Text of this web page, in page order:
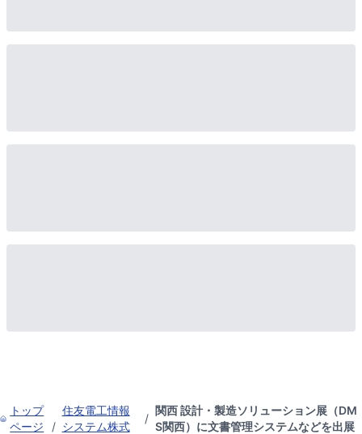
トップ
ページ
/
住友電工情報
システム株式
/
関西 設計・製造ソリューション展（DM
S関西）に文書管理システムなどを出展